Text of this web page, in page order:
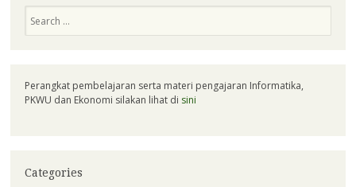
Perangkat pembelajaran serta materi pengajaran Informatika,
PKWU dan Ekonomi silakan lihat di sini
Categories